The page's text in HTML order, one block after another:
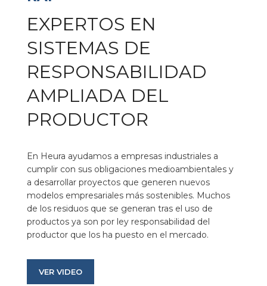
EXPERTOS EN
SISTEMAS DE
RESPONSABILIDAD
AMPLIADA DEL
PRODUCTOR
En Heura ayudamos a empresas industriales a
cumplir con sus obligaciones medioambientales y
a desarrollar proyectos que generen nuevos
modelos empresariales más sostenibles. Muchos
de los residuos que se generan tras el uso de
productos ya son por ley responsabilidad del
productor que los ha puesto en el mercado.
VER VIDEO